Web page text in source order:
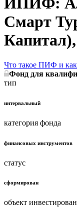
Смарт
Что такое ПИФ и как
Фонд для
тип
интервальный
категория фонда
финансовых инструментов
статус
сформирован
объект